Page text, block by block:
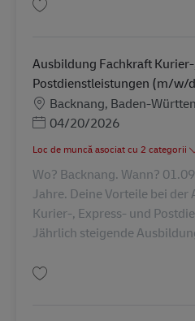
Ausbildung Fachkraft
Postdienstleistungen (m/w/
Locație
Backnang, Baden-
Posted Date
04/20/2026
Loc de muncă asociat cu 2 categorii
Wo? Backnang. Wann?
Jahre. Deine Vorteile bei
Kurier-, Express- und
Jährlich steigende